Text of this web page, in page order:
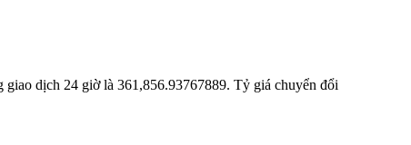
dịch 24 giờ là 361,856.93767889. Tỷ giá chuyển đổi